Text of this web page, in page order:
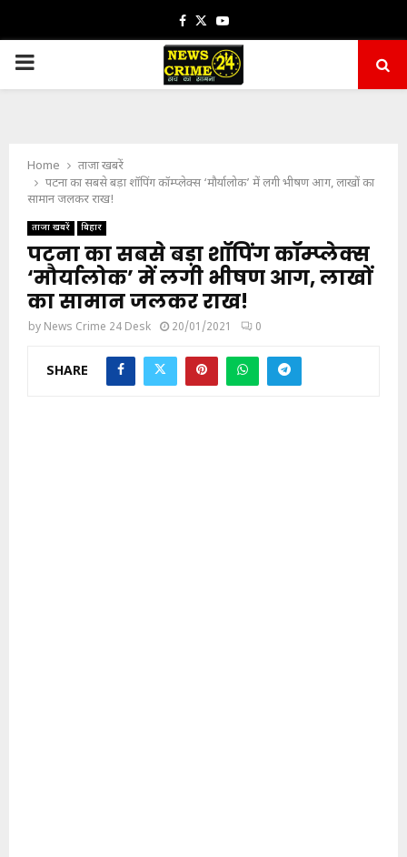
Facebook
TwitterYoutube
PRIMARY
Home
ताजा खबरें
पटना का सबसे बड़ा शॉपिंग कॉम्प्लेक्स ‘मौर्यालोक’ में लगी भीषण आग, लाखों का
सामान जलकर राख!
ताजा खबरें बिहार
पटना का सबसे बड़ा शॉपिंग कॉम्प्लेक्स
‘मौर्यालोक’ में लगी भीषण आग, लाखों
का सामान जलकर राख!
by News Crime 24 Desk 20/01/2021 0
SHARE